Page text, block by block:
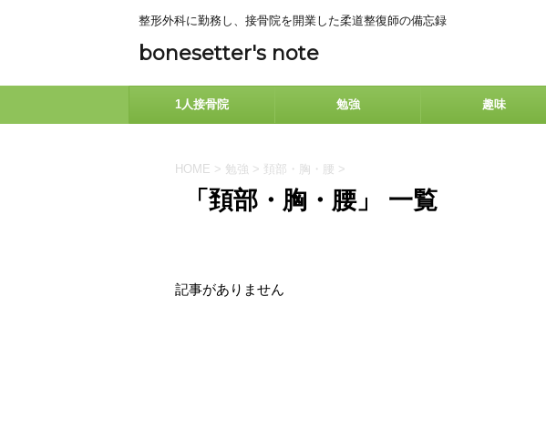
整形外科に勤務し、接骨院を開業した柔道整復師の備忘録
bonesetter's note
1人接骨院 勉強 趣味
HOME > 勉強 > 頚部・胸・腰 >
「頚部・胸・腰」 一覧
記事がありません